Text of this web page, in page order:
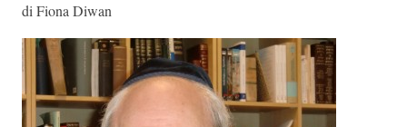
di Fiona Diwan